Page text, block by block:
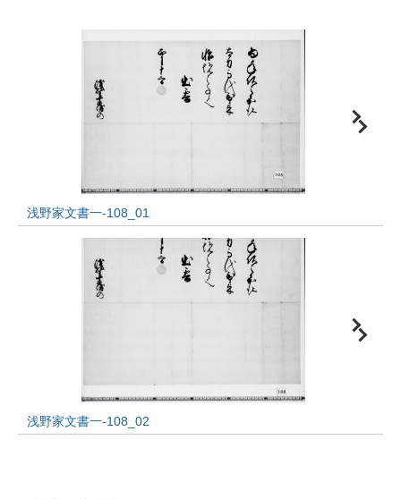
浅野家文書一-108_01
浅野家文書一-108_02